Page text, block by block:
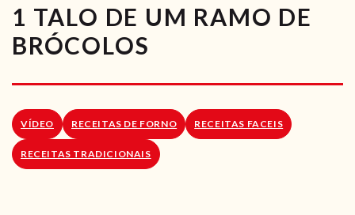
VÍDEOS
RECEITAS VEGGIE
LOJA ONLINE
1 TALO DE UM RAMO DE
BRÓCOLOS
VÍDEO RECEITAS DE FORNO RECEITAS FACEIS
RECEITAS TRADICIONAIS